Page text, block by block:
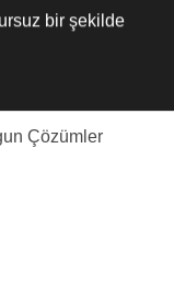
bir şekilde
Çözümler